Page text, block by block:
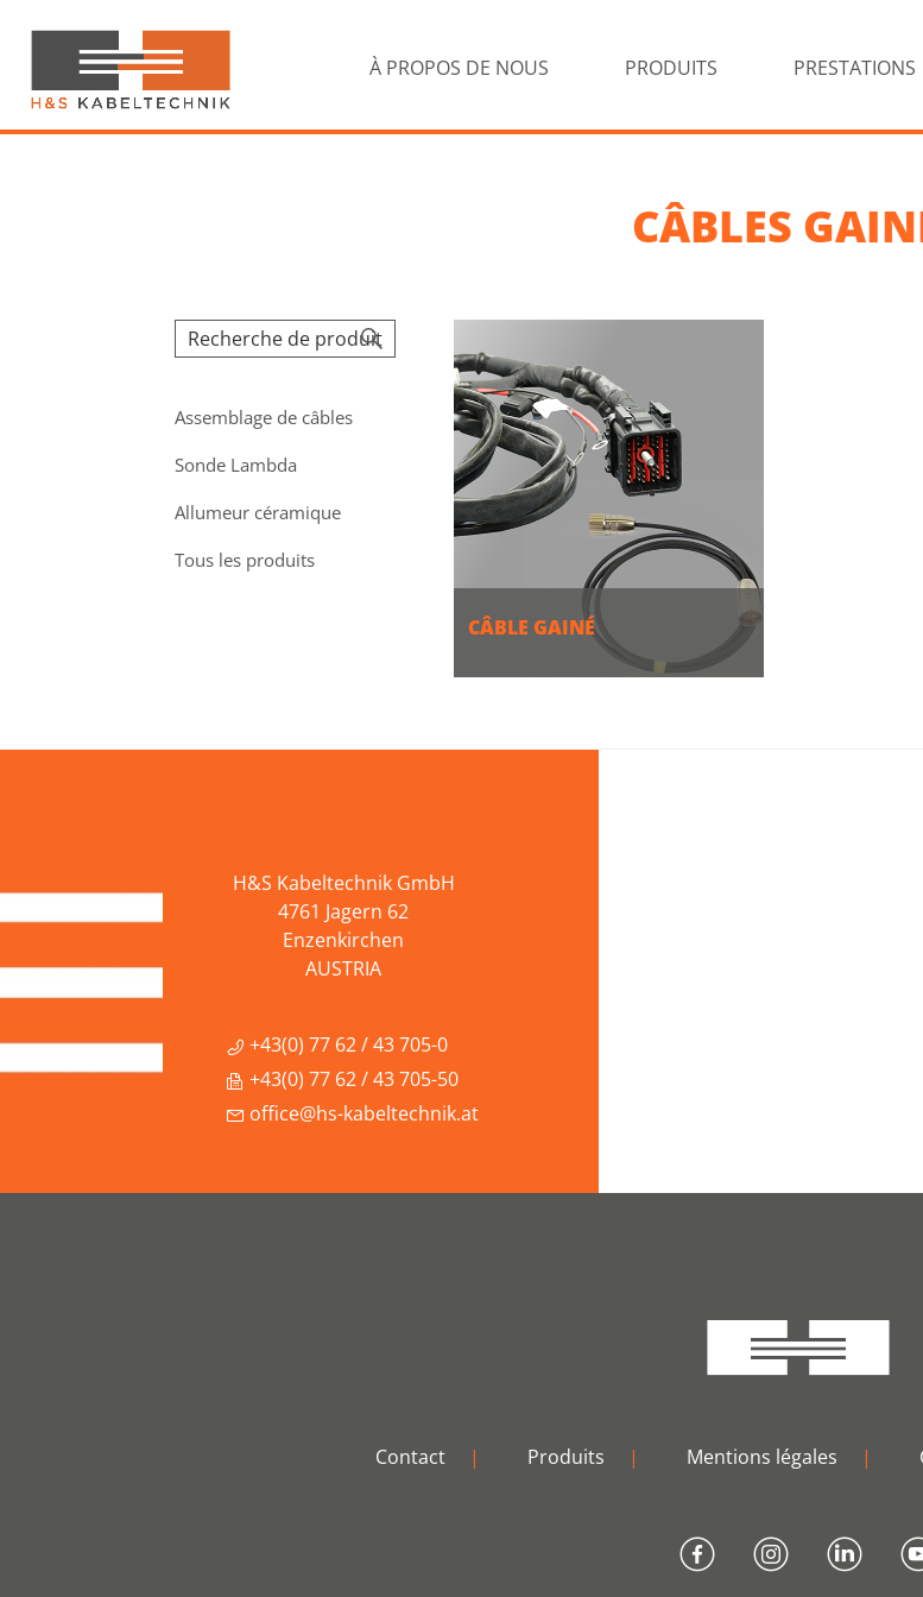
principale
contenu
principal
H&S
Kabeltechnik
À PROPOS DE NOUS PRODUITS PRESTATIONS
CÂBLES
Assemblage de câbles
Sonde Lambda
Allumeur céramique
Tous les produits
CÂBLE GAINÉ
H&S Kabeltechnik GmbH
4761 Jagern 62
Enzenkirchen
AUSTRIA
+43(0) 77 62 / 43 705-0
+43(0) 77 62 / 43 705-50
office@hs-kabeltechnik.at
Contact | Produits | Mentions légales |